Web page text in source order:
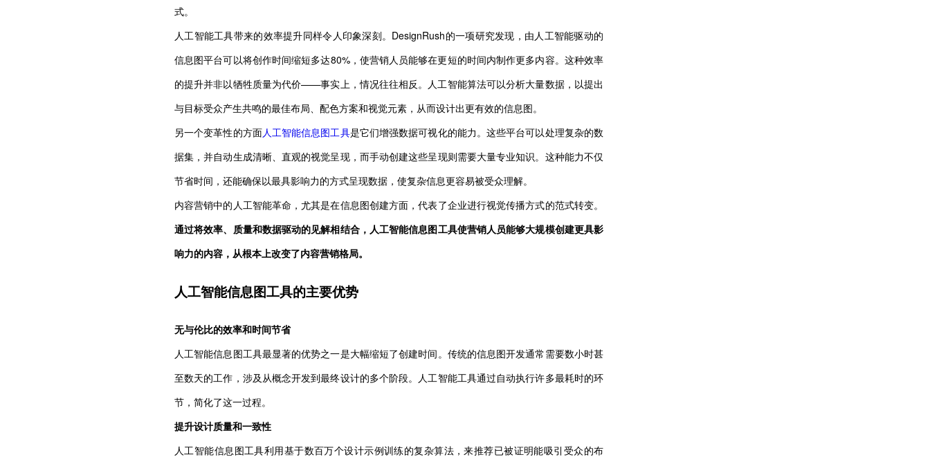
式。
人工智能工具带来的效率提升同样令人印象深刻。DesignRush的一项研究发现，由人工智能驱动的
信息图平台可以将创作时间缩短多达80%，使营销人员能够在更短的时间内制作更多内容。这种效率
的提升并非以牺牲质量为代价——事实上，情况往往相反。人工智能算法可以分析大量数据，以提出
与目标受众产生共鸣的最佳布局、配色方案和视觉元素，从而设计出更有效的信息图。
另一个变革性的方面人工智能信息图工具是它们增强数据可视化的能力。这些平台可以处理复杂的数
据集，并自动生成清晰、直观的视觉呈现，而手动创建这些呈现则需要大量专业知识。这种能力不仅
节省时间，还能确保以最具影响力的方式呈现数据，使复杂信息更容易被受众理解。
内容营销中的人工智能革命，尤其是在信息图创建方面，代表了企业进行视觉传播方式的范式转变。
通过将效率、质量和数据驱动的见解相结合，人工智能信息图工具使营销人员能够大规模创建更具影
响力的内容，从根本上改变了内容营销格局。
人工智能信息图工具的主要优势
无与伦比的效率和时间节省
人工智能信息图工具最显著的优势之一是大幅缩短了创建时间。传统的信息图开发通常需要数小时甚
至数天的工作，涉及从概念开发到最终设计的多个阶段。人工智能工具通过自动执行许多最耗时的环
节，简化了这一过程。
提升设计质量和一致性
人工智能信息图工具利用基于数百万个设计示例训练的复杂算法，来推荐已被证明能吸引受众的布